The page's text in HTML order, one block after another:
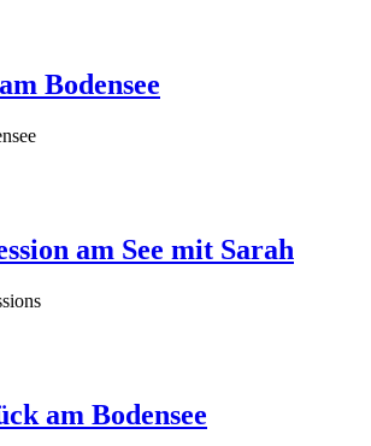
Bodensee
am See mit Sarah
am Bodensee